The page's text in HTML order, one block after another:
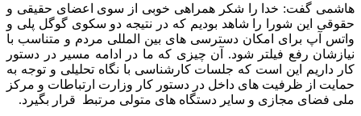
هاشمی گفت: خدا را شکر همراهی خوبی از سوی اعضای حقیقی و
حقوقی این شورا را شاهد بودیم که در نتیجه دو سکوی گوگل پلی و
واتس آپ برای امکان دسترسی های بین المللی مردم و متناسب با
نیازشان رفع فیلتر شود. آن چیزی که ما در ادامه مسیر در دستور
کار داریم این است که جلسات کارشناسی با نگاه تحلیلی و توجه به
حمایت از ظرفیت های داخل در دستور کار وزارت ارتباطات و مرکز
ملی فضای مجازی و سایر دستگاه های متولی مرتبط قرار بگیرد.